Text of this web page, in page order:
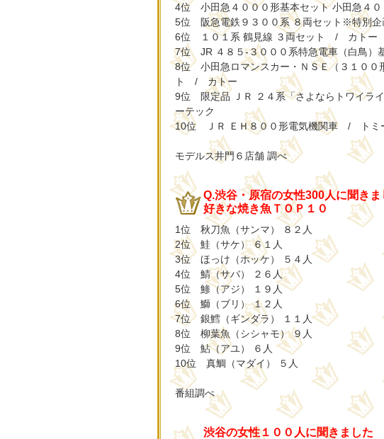
4位 小田急４０００形基本セット 小田急４
5位 阪急電鉄９３００系 ８両セット※特別
6位 １０１系 鶴見線 ３両セット / カトー
7位 JR ４８５-３０００系特急電車（白鳥
8位 小田急ロマンスカー・ＮＳＥ（３１００
ト / カトー
9位 限定品 ＪＲ ２４系「さよならトワイラ
ーテック
10位 ＪＲ ＥＨ８００形電気機関車 / トミ
モデルス井門６店舗 調べ
Q.渋谷・原宿の女性300人に聞きま
好きな焼き魚ＴＯＰ１０
1位 秋刀魚（サンマ） ８２人
2位 鮭（サケ） ６１人
3位 ほっけ（ホッケ） ５４人
4位 鯖（サバ） ２６人
5位 鯵（アジ） １９人
6位 鰤（ブリ） １２人
7位 銀鱈（ギンダラ） １１人
8位 柳葉魚（シシャモ） ９人
9位 鮎（アユ） ６人
10位 真鯛（マダイ） ５人
番組調べ
渋谷の女性１００人に聞きました